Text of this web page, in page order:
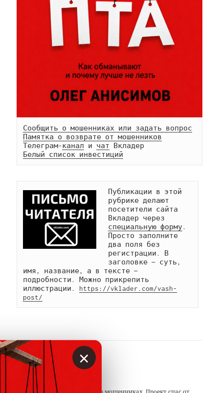
Сообщить о мошенниках или задать вопрос
Памятка о возврате от мошенников
Телеграм-канал и чат
Белый список инвестиций
Публикации в этой
рубрике делают
посетители сайта
специальную форму.
Просто заполните
два поля без
регистрации. В
заголовке — суть,
имя, название, а в тексте —
подробности. Можно прикрепить
иллюстрации. https://vklader.com/vash-
post/
АВТОР
Вкладер
×